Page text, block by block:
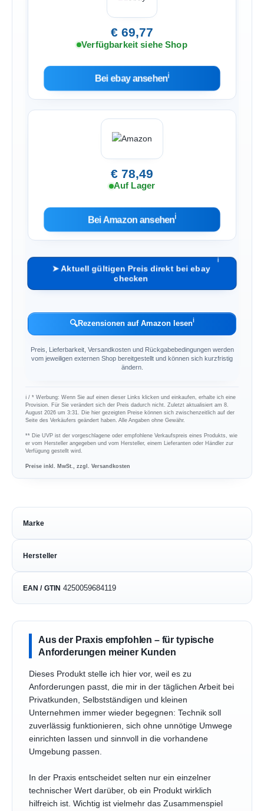
€ 69,77
Verfügbarkeit siehe Shop
Bei ebay ansehenℹ︎
€ 78,49
Auf Lager
Bei Amazon ansehenℹ︎
➤ Aktuell gültigen Preis direkt bei ebay
checken
ℹ︎
🔍Rezensionen auf Amazon lesenℹ︎
Preis, Lieferbarkeit, Versandkosten und Rückgabebedingungen werden
vom jeweiligen externen Shop bereitgestellt und können sich kurzfristig
ändern.
ℹ︎ / * Werbung: Wenn Sie auf einen dieser Links klicken und einkaufen, erhalte ich eine
Provision. Für Sie verändert sich der Preis dadurch nicht. Zuletzt aktualisiert am 8.
August 2026 um 3:31. Die hier gezeigten Preise können sich zwischenzeitlich auf der
Seite des Verkäufers geändert haben. Alle Angaben ohne Gewähr.
** Die UVP ist der vorgeschlagene oder empfohlene Verkaufspreis eines Produkts, wie
er vom Hersteller angegeben und vom Hersteller, einem Lieferanten oder Händler zur
Verfügung gestellt wird.
Preise inkl. MwSt., zzgl. Versandkosten
Marke
Hersteller
EAN / GTIN 4250059684119
Aus der Praxis empfohlen – für typische
Anforderungen meiner Kunden
Dieses Produkt stelle ich hier vor, weil es zu
Anforderungen passt, die mir in der täglichen Arbeit bei
Privatkunden, Selbstständigen und kleinen
Unternehmen immer wieder begegnen: Technik soll
zuverlässig funktionieren, sich ohne unnötige Umwege
einrichten lassen und sinnvoll in die vorhandene
Umgebung passen.
In der Praxis entscheidet selten nur ein einzelner
technischer Wert darüber, ob ein Produkt wirklich
hilfreich ist. Wichtig ist vielmehr das Zusammenspiel